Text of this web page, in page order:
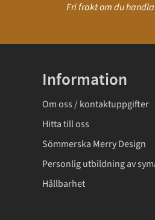
Fri frakt om du
Information
Om oss / kontaktuppgifter
Hitta till oss
Sömmerska Merry Design
Personlig utbildning av
Hållbarhet